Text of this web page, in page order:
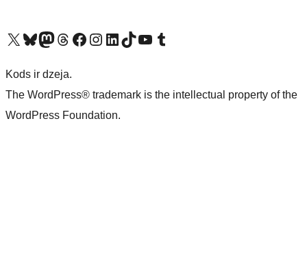
Apmeklējiet mūsu X (agrāk Twitter) kontu
Apmeklējiet mūsu Bluesky kontu
Apmeklējiet mūsu Mastodon kontu
Apmeklējiet mūsu Threads kontu
Apmeklējiet mūsu Facebook lapuApmeklējiet mūsu Instagram kontu
Apmeklējiet mūsu LinkedIn kontu
Apmeklējiet mūsu TikTok kontu
Apmeklējiet mūsu YouTube kanālu
Apmeklējiet mūsu Tumblr kontu
Kods ir dzeja.
The WordPress® trademark is the intellectual property of the
WordPress Foundation.